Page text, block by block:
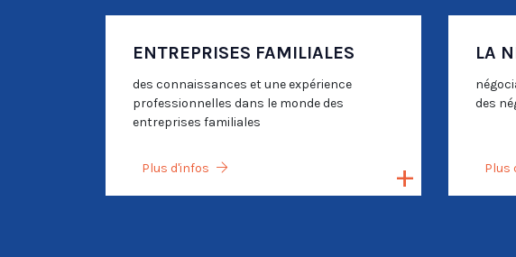
ENTREPRISES FAMILIALES
des connaissances et une expérience
professionnelles dans le monde des
entreprises familiales
Plus d'infos
LA
des
Plus